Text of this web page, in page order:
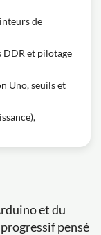
de
DDR et pilotage
Uno, seuils et
et du
pensé